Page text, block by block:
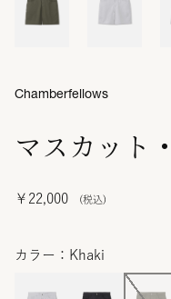
マスカット
￥22,000
Chamberfellows
カラー：Khaki